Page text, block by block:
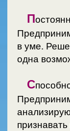
П
в уме.
одна
С